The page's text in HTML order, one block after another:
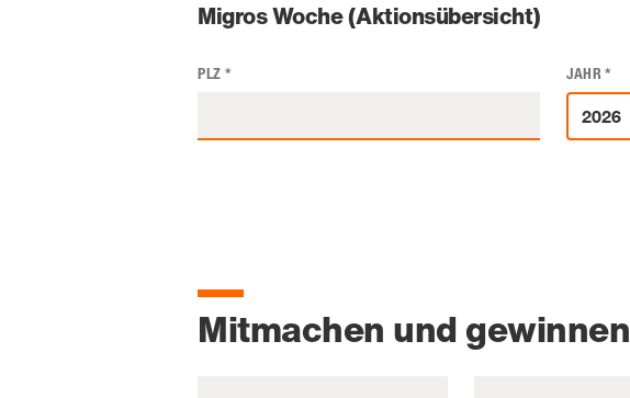
Migros Woche (Aktionsübersicht)
PLZ * JAHR*
Mitmachen und gewinnen